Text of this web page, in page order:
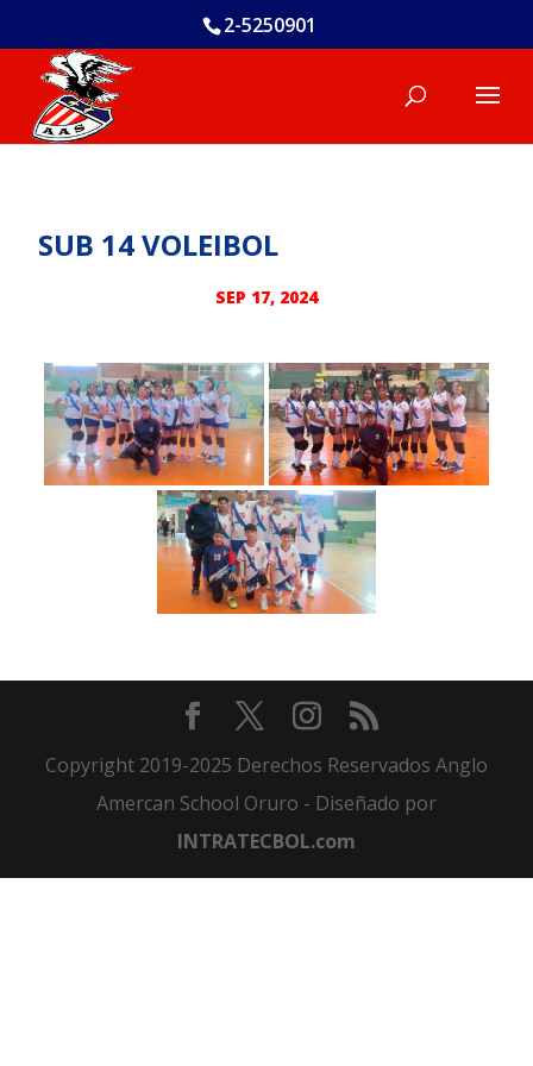
2-5250901
SUB 14 VOLEIBOL
SEP 17, 2024
Copyright 2019-2025 Derechos Reservados Anglo
Amercan School Oruro - Diseñado por
INTRATECBOL.com